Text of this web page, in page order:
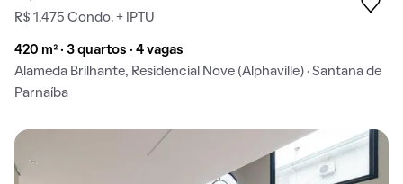
R$ 1.475 Condo. + IPTU
420 m² · 3 quartos · 4 vagas
Alameda Brilhante, Residencial Nove (Alphaville) · Santana de
Parnaíba